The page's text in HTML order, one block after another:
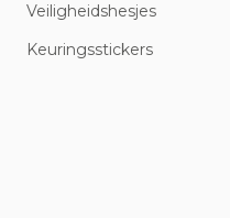
Veiligheidshesjes
Keuringsstickers